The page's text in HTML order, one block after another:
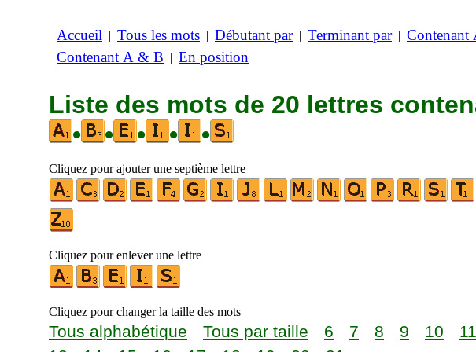
Accueil | Tous les mots | Débutant par| Terminant par| Contenant
Contenant A & B | En position
Liste des mots de 20 lettres
•
• • • •
Cliquez pour ajouter une septième lettre
Cliquez pour enlever une lettre
Cliquez pour changer la taille des mots
Tous alphabétique Tous par taille 6 7 8 9 10 11